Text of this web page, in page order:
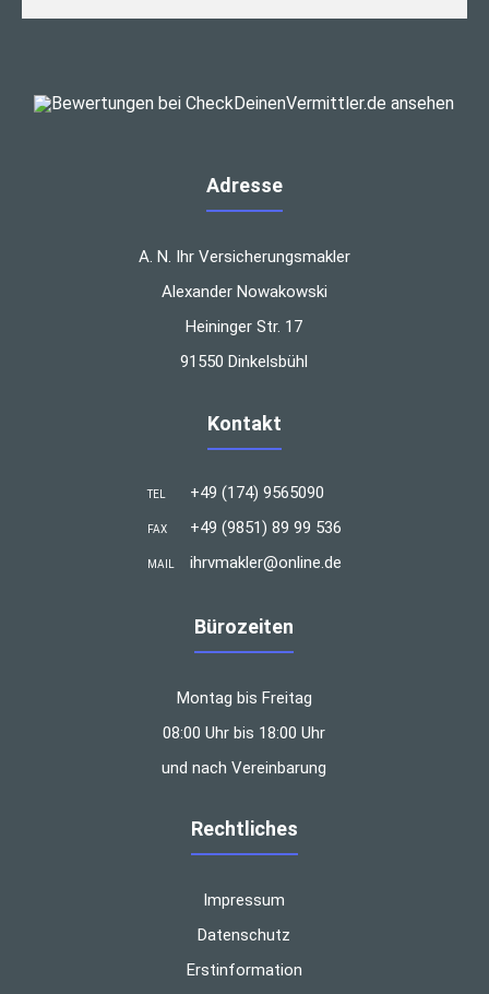
Adresse
A. N. Ihr Versicherungsmakler
Alexander Nowakowski
Heininger Str. 17
91550 Dinkelsbühl
Kontakt
TEL +49 (174) 9565090
FAX +49 (9851) 89 99 536
MAIL ihrvmakler@online.de
Bürozeiten
Montag bis Freitag
08:00 Uhr bis 18:00 Uhr
und nach Vereinbarung
Rechtliches
Impressum
Datenschutz
Erstinformation